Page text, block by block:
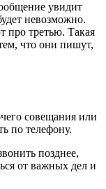
увидит
невозможно.
про третью. Такая
что они пишут,
совещания или
по телефону.
позднее,
от важных дел и